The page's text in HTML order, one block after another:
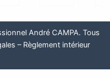
André CAMPA. Tous
– Règlement intérieur